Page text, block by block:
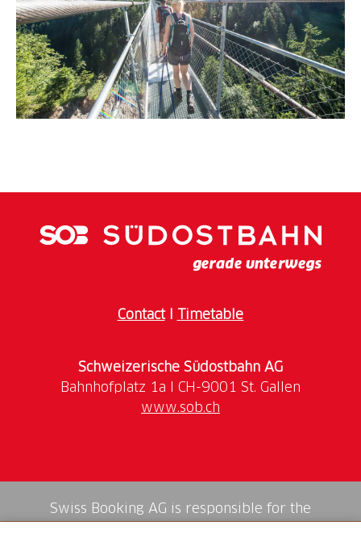
ContactI Timetable
Schweizerische Südostbahn AG
www.sob.ch
Swiss Booking AG is responsible for the